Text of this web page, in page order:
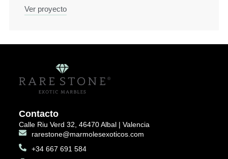
Ver proyecto
Contacto
Calle Riu Verd 32, 46470 Albal | Valencia
rarestone@marmolesexoticos.com
+34 667 691 584